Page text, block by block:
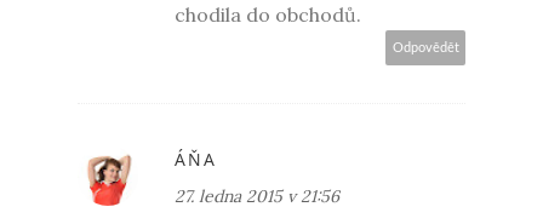
chodila do obchodů.
Odpovědět
ÁŇA
27. ledna 2015 v 21:56